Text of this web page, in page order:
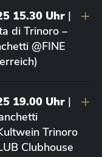
15.30 Uhr |
di Trinoro –
@FINE
19.00 Uhr |
Trinoro
Clubhouse